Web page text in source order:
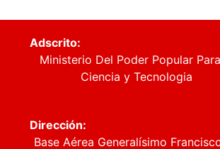
Adscrito:
Ministerio Del Poder Popular
Ciencia y Tecnologia
Dirección:
Base Aérea Generalísimo